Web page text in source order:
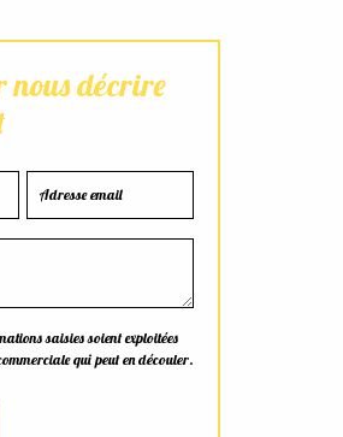
nous décrire
saisies soient exploitées
qui peut en découler.